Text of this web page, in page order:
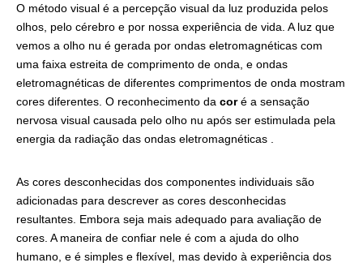
O método visual é a percepção visual da luz produzida pelos
olhos, pelo cérebro e por nossa experiência de vida. A luz que
vemos a olho nu é gerada por ondas eletromagnéticas com
uma faixa estreita de comprimento de onda, e ondas
eletromagnéticas de diferentes comprimentos de onda mostram
cores diferentes. O reconhecimento da coré a sensação
nervosa visual causada pelo olho nu após ser estimulada pela
energia da radiação das ondas eletromagnéticas .
As cores desconhecidas dos componentes individuais são
adicionadas para descrever as cores desconhecidas
resultantes. Embora seja mais adequado para avaliação de
cores. A maneira de confiar nele é com a ajuda do olho
humano, e é simples e flexível, mas devido à experiência dos